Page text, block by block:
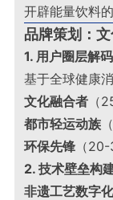
开辟能量饮料
品牌策划：
1. 用户圈层解码
基于全球健康
文化融合者 （
都市轻运动族
环保先锋 （
2. 技术壁垒构
非遗工艺数字